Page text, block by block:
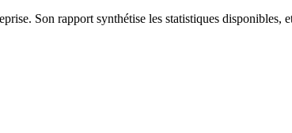
Son rapport synthétise les statistiques disponibles,